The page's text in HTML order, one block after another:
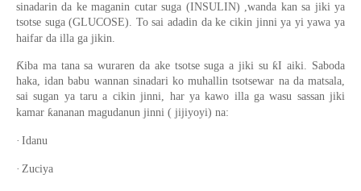
sinadarin da ke maganin cutar suga (INSULIN) ,wanda kan sa jiki ya
tsotse suga (GLUCOSE). To sai adadin da ke cikin jinni ya yi yawa ya
haifar da illa ga jikin.
Ƙiba ma tana sa wuraren da ake tsotse suga a jiki su ƙI aiki. Saboda
haka, idan babu wannan sinadari ko muhallin tsotsewar na da matsala,
sai sugan ya taru a cikin jinni, har ya kawo illa ga wasu sassan jiki
kamar ƙananan magudanun jinni ( jijiyoyi) na:
· Idanu
· Zuciya